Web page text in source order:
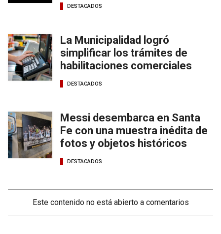
DESTACADOS
La Municipalidad logró
simplificar los trámites de
habilitaciones comerciales
DESTACADOS
Messi desembarca en Santa
Fe con una muestra inédita de
fotos y objetos históricos
DESTACADOS
Este contenido no está abierto a comentarios